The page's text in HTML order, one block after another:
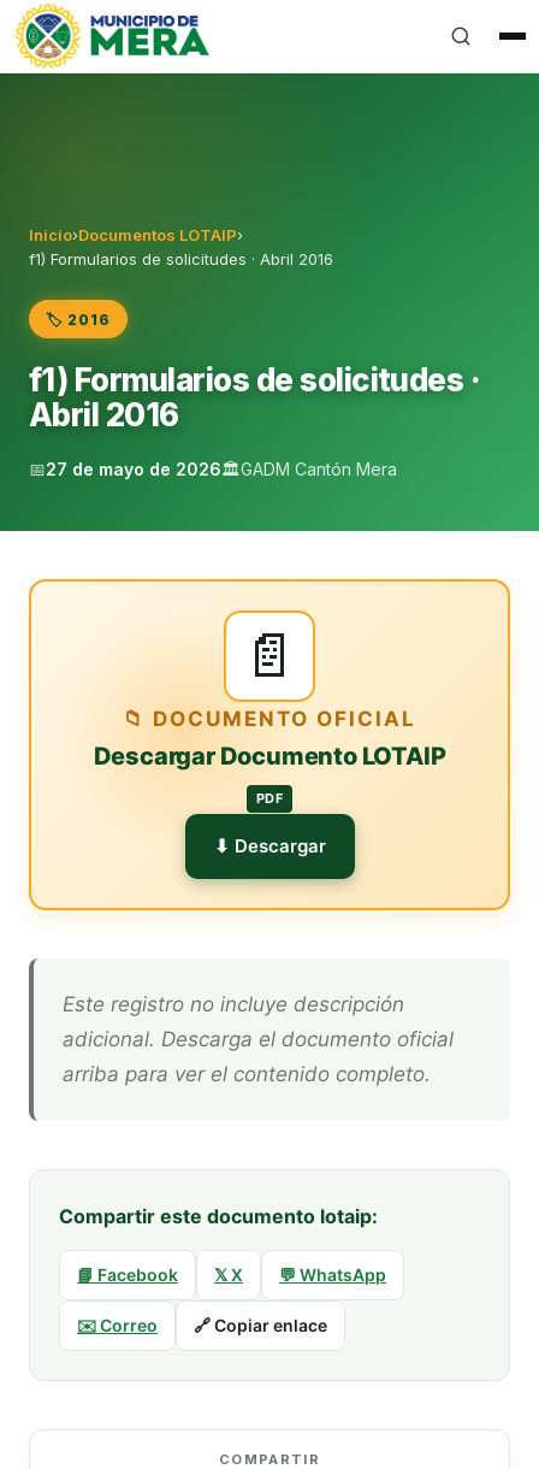
Gobierno Autónomo Descentralizado Municipal del
Inicio›Documentos LOTAIP›
f1) Formularios de solicitudes · Abril 2016
🏷️ 2016
f1) Formularios de solicitudes ·
Abril 2016
📅27 de mayo de 2026🏛️GADM Cantón Mera
📄
📁 DOCUMENTO OFICIAL
Descargar Documento LOTAIP
PDF
⬇ Descargar
Este registro no incluye descripción
adicional. Descarga el documento oficial
arriba para ver el contenido completo.
Compartir este documento lotaip:
📘 Facebook 𝕏 X 💬 WhatsApp
✉️ Correo 🔗 Copiar enlace
COMPARTIR